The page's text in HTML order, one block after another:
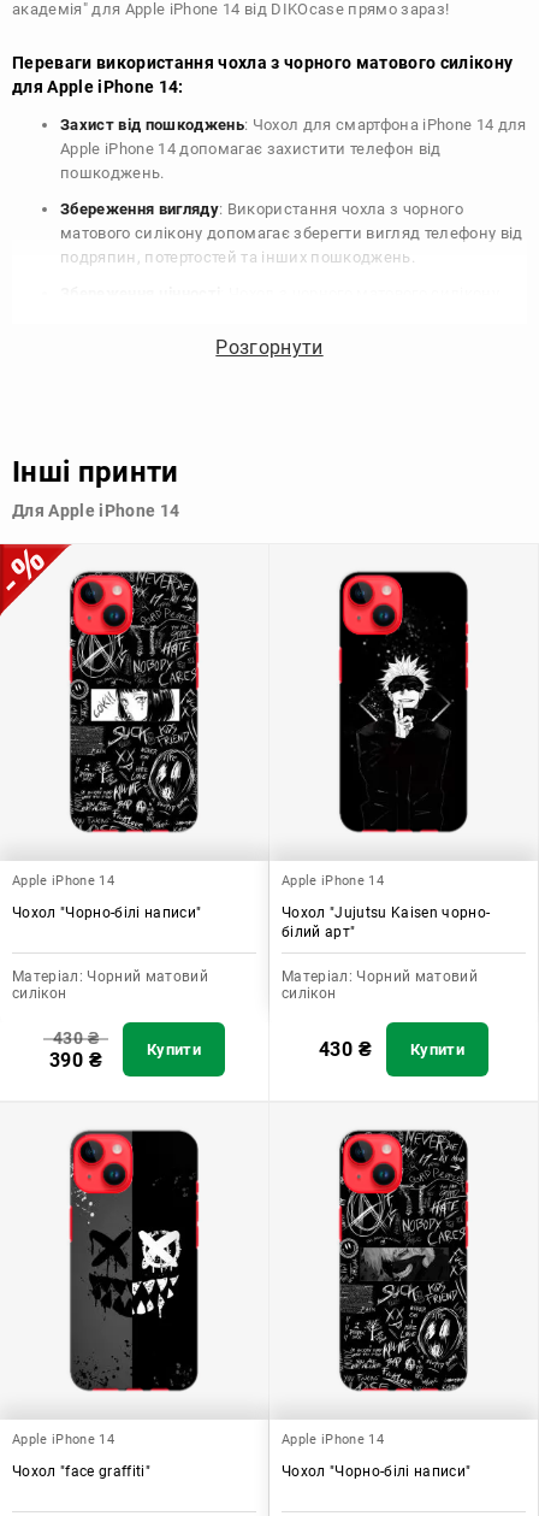
академія" для Apple iPhone 14 від DIKOcase прямо зараз!
Переваги використання чохла з чорного матового силікону
для Apple iPhone 14:
Захист від пошкоджень: Чохол для смартфона iPhone 14 для
Apple iPhone 14 допомагає захистити телефон від
пошкоджень.
Збереження вигляду: Використання чохла з чорного
матового силікону допомагає зберегти вигляд телефону від
подряпин, потертостей та інших пошкоджень.
телефону, що особливо важливо для людей, які планують
особистому смаку.
Узагалі, чохол для телефону - це дуже корисний аксесуар, який
додати зручності в користуванні.
Розгорнути
Інші принти
Для Apple iPhone 14
Apple iPhone 14
Чохол "Чорно-білі написи"
Матеріал: Чорний матовий
силікон
430₴
390 ₴ Купити
Apple iPhone 14
Чохол "Jujutsu Kaisen чорно-
білий арт"
Матеріал: Чорний матовий
силікон
430 ₴ Купити
Apple iPhone 14
Чохол "face graffiti"
Apple iPhone 14
Чохол "Чорно-білі написи"